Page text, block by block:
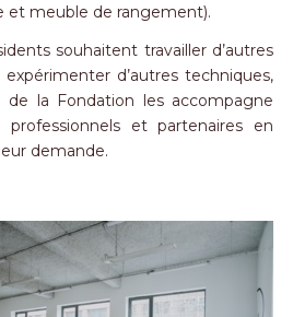
et meuble de rangement).
souhaitent travailler d’autres
d’autres techniques,
de la Fondation les accompagne
et partenaires en
demande.